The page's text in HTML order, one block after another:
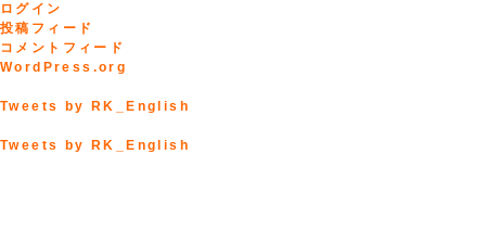
ログイン
投稿フィード
コメントフィード
WordPress.org
Tweets by RK_English
Tweets by RK_English